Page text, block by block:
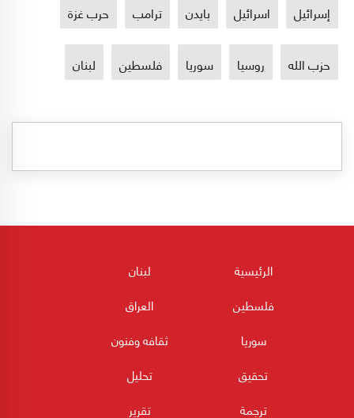
إسرائيل اسرائيل بايدن ترامب حرب غزة
حزب الله روسيا سوريا فلسطين لبنان
الرئيسية
لبنان
فلسطين
العراق
سوريا
ثقافه وفنون
تحقيق
تحليل
ترجمة
تقرير